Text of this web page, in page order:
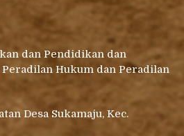
dan Pendidikan dan
Hukum dan Peradilan
Desa Sukamaju, Kec.